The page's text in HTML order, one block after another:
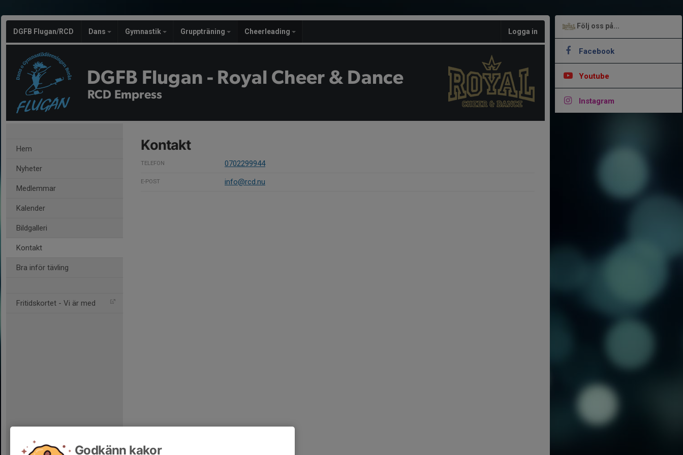
DGFB Flugan/RCD Dans Gymnastik Gruppträning Cheerleading Logga in
DGFB Flugan - Royal Cheer & Dance
RCD Empress
Hem
Nyheter
Medlemmar
Kalender
Bildgalleri
Kontakt
Bra inför tävling
Fritidskortet - Vi är med
Kontakt
TELEFON 0702299944
E-POST info@rcd.nu
Följ oss på...
Facebook
Youtube
Instagram
Godkänn kakor